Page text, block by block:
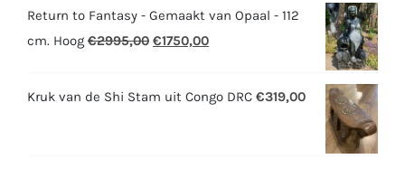
Return to Fantasy - Gemaakt van Opaal - 112
cm. Hoog €2995,00 Oorspronkelijke
was:
€1750,00Huidige
is:
Kruk van de Shi Stam uit Congo DRC €319,00